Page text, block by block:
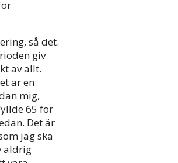
så det.
giv
av allt.
är en
mig,
65 för
Det är
jag ska
aldrig